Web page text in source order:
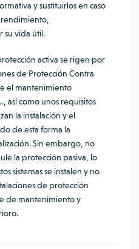
y sustituirlos en caso
su vida útil.
activa se rigen por
de Protección Contra
el mantenimiento
así como unos requisitos
la instalación y el
de esta forma la
Sin embargo, no
la protección pasiva, lo
sistemas se instalen y no
de protección
de mantenimiento y